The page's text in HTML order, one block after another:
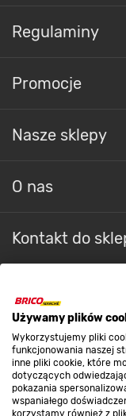
Używamy plików
Wykorzystujemy pliki
funkcjonowania naszej
inne pliki cookie, które
dotyczących
pokazania
wspaniałego
korzystamy również z
Regulaminy
Promocje
Nasze sklepy
O nas
Kontakt do
Dołącz do nas